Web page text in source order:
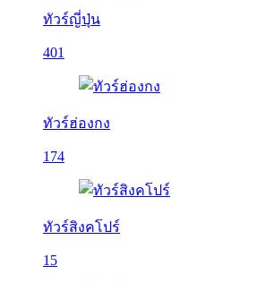
ทัวร์ญี่ปุ่น
401
ทัวร์ฮ่องกง
174
ทัวร์สิงคโปร์
15